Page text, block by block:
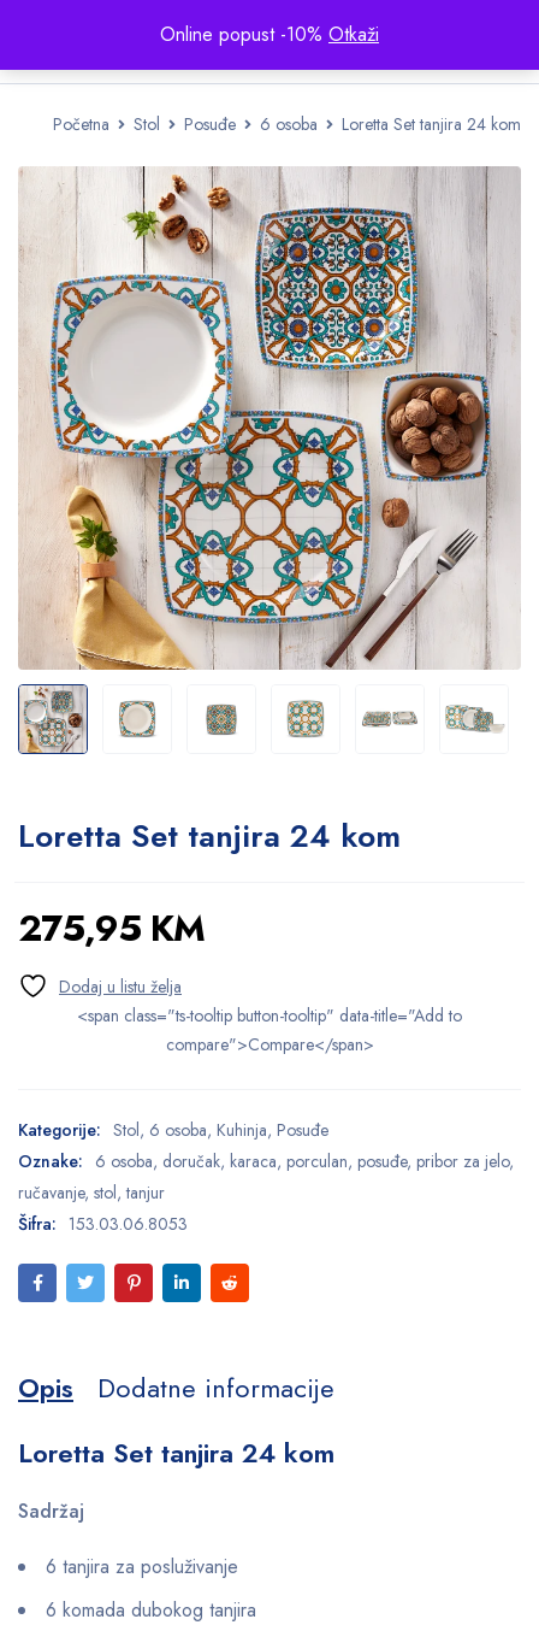
Online popust -10% Otkaži
Početna Stol Posuđe 6 osoba Loretta Set tanjira 24 kom
Loretta Set tanjira 24 kom
275,95 KM
<span class="ts-tooltip button-tooltip" data-title="Add to
compare">Compare</span>
Kategorije: Stol, 6 osoba, Kuhinja, Posuđe
Oznake: 6 osoba, doručak, karaca, porculan, posuđe, pribor za jelo,
ručavanje, stol,tanjur
Šifra: 153.03.06.8053
Opis
Dodatne informacije
Loretta Set tanjira 24 kom
Sadržaj
6 tanjira za posluživanje
6 komada dubokog tanjira